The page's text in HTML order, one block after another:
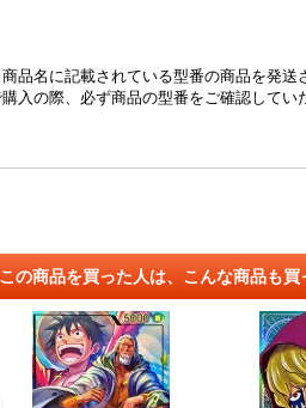
品名に記載されている型番の商品を発送
入の際、必ず商品の型番をご確認してい
この商品を買った人は、こんな商品も買